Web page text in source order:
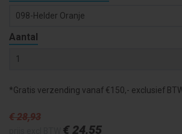
098-Helder Oranje
Aantal
*Gratis verzending vanaf €150,- exclusief
€ 28,93
€ 24,55